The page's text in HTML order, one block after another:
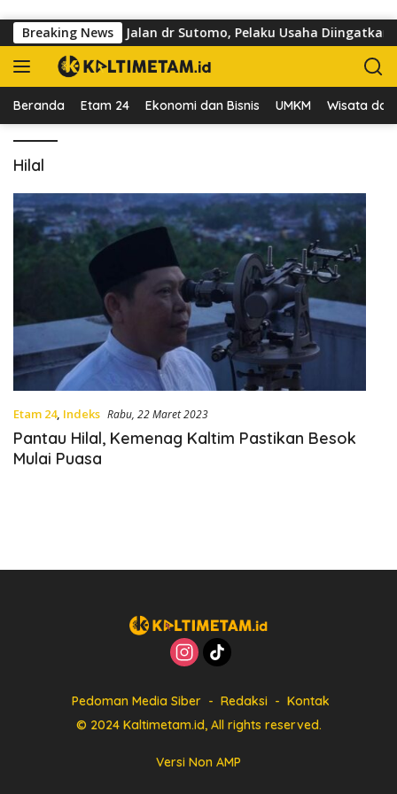
Breaking News
Trotoar di Jalan dr Sutomo, Pelaku Usaha Diingatkan
Beranda Etam 24 Ekonomi dan Bisnis UMKM Wisata dan
Hilal
Etam 24, Indeks Rabu, 22 Maret 2023
Pantau Hilal, Kemenag Kaltim Pastikan Besok
Mulai Puasa
Pedoman Media Siber Redaksi
Kontak
© 2024 Kaltimetam.id, All rights reserved.
Versi Non AMP